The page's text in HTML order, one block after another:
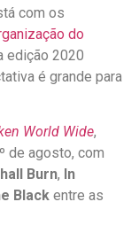
com os
do
edição 2020
é grande para
World Wide,
de agosto, com
Burn, In
Black entre as